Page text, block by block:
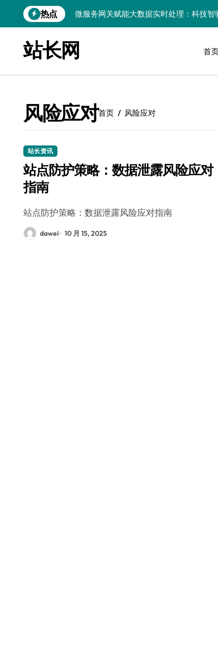
到
热点
微服务网关赋能大数据实时处理：科技
PHP视角：大数据架构下实时处理引擎性
前端领航：实时数据引擎驱动下的大数据
以实时引擎为桨，破数据洪流之浪：科
系统管理视角：大数据驱动的实时流处理
实时数据科技赋能，高效处理引擎驱动创
站长网 首
风险应对首页 风险应对
站长资讯
站点防护策略：数据泄露风险应对
指南
站点防护策略：数据泄露风险应对指南
dawei 10 月 15, 2025